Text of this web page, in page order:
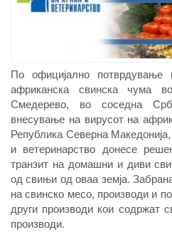
По официјално потврдување
африканска свинска чума
Смедерево, во соседна
внесување на вирусот на
Република Северна
и ветеринарство донесе
транзит на домашни и диви
од свињи од оваа земја.
на свинско месо, производи и
други производи кои содржат
производи.